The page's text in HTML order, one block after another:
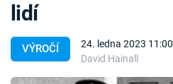
Témata
Témata
VÝROČÍ
24. ledna 2023 11:00
David Hainall
lidí